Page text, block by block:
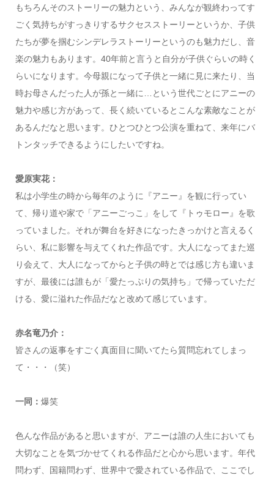
もちろんそのストーリーの魅力という、みんなが観終わってす
ごく気持ちがすっきりするサクセスストーリーというか、子供
たちが夢を掴むシンデレラストーリーというのも魅力だし、音
楽の魅力もあります。40年前と言うと自分が子供ぐらいの時く
らいになります。今母親になって子供と一緒に見に来たり、当
時お母さんだった人が孫と一緒に…という世代ごとにアニーの
魅力や感じ方があって、長く続いているとこんな素敵なことが
あるんだなと思います。ひとつひとつ公演を重ねて、来年にバ
トンタッチできるようにしたいですね。
愛原実花：
私は小学生の時から毎年のように『アニー』を観に行ってい
て、帰り道や家で「アニーごっこ」をして『トゥモロー』を歌
っていました。それが舞台を好きになったきっかけと言えるく
らい、私に影響を与えてくれた作品です。大人になってまた巡
り会えて、大人になってからと子供の時とでは感じ方も違いま
すが、最後には誰もが「愛たっぷりの気持ち」で帰っていただ
ける、愛に溢れた作品だなと改めて感じています。
赤名竜乃介：
皆さんの返事をすごく真面目に聞いてたら質問忘れてしまっ
て・・・（笑）
一同： 爆笑
色んな作品があると思いますが、アニーは誰の人生においても
大切なことを気づかせてくれる作品だと心から思います。年代
問わず、国籍問わず、世界中で愛されている作品で、ここでし